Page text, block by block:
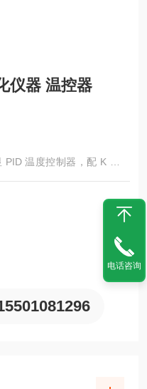
矢泽科学 理化仪器 温控器
温度控制器，配 K 热电
器；与 E 水浴 / O 油浴搭
电话咨询